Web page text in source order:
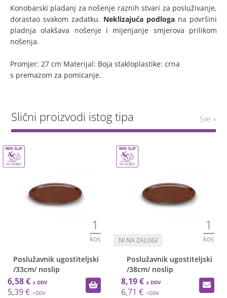
Konobarski pladanj za nošenje raznih stvari za posluživanje,
dorastao svakom zadatku. Neklizajuća podloga na površini
pladnja olakšava nošenje i mijenjanje smjerova prilikom
nošenja.
Promjer: 27 cm Materijal: Boja stakloplastike: crna
s premazom za pomicanje.
Slični proizvodi istog tipa Sve »
1
kos
Poslužavnik ugostiteljski
/33cm/ noslip
6,58 €
5,39 €
1
kos
Poslužavnik ugostiteljski
/38cm/ noslip
8,19 €
6,71 €